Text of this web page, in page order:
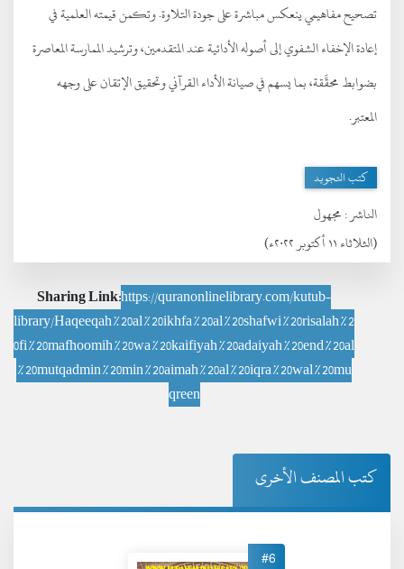
(الثلاثاء ١١ أكتوبر ٢٠٢٢ء)
الناشر :مجهول
تصحيح مفاهيمي ينعكس مباشرة على جودة التلاوة. وتكمن قيمته العلمية في
إعادة الإخفاء الشفوي إلى أصوله الأدائية عند المتقدمين، وترشيد الممارسة المعاصرة
بضوابط محقَّقة، بما يسهم في صيانة الأداء القرآني وتحقيق الإتقان على وجهه
المعتبر.
كتب التجويد
Sharing Link:https://quranonlinelibrary.com/kutub-
library/Haqeeqah%20al%20ikhfa%20al%20shafwi%20risalah%2
0fi%20mafhoomih%20wa%20kaifiyah%20adaiyah%20end%20al
%20mutqadmin%20min%20aimah%20al%20iqra%20wal%20mu
qreen
كتب المصنف الأخرى
#6